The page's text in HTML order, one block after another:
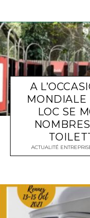
A
MONDIALE
LOC SE
ACTUALITÉ